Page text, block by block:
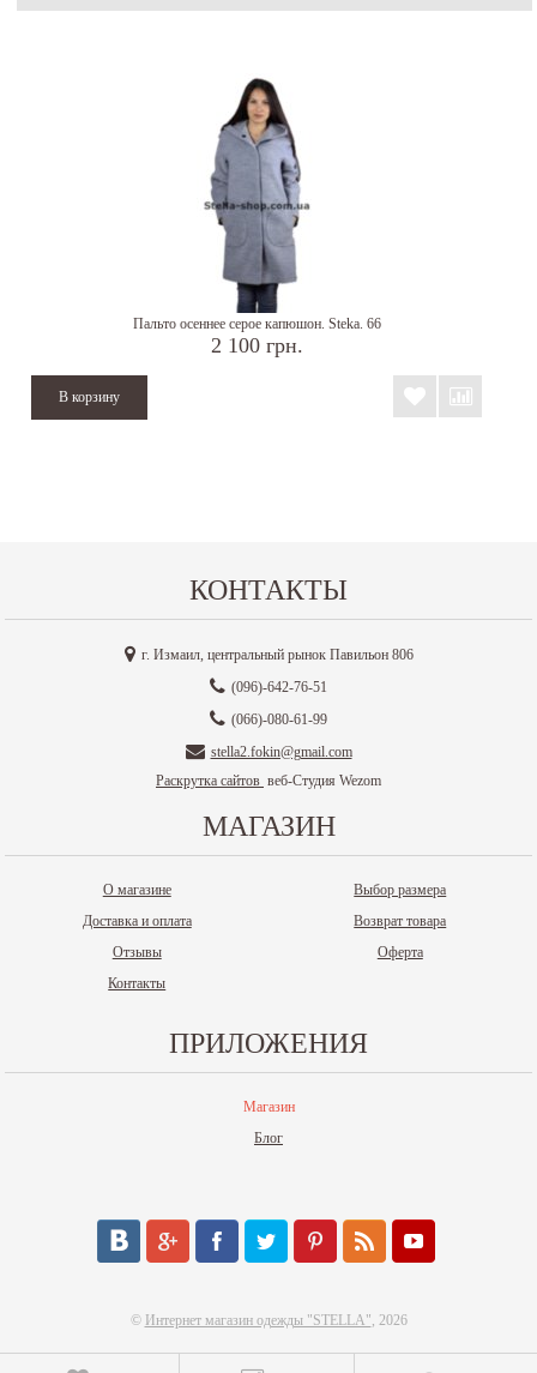
Пальто осеннее серое капюшон. Steka. 66
2 100 грн.
КОНТАКТЫ
г. Измаил, центральный рынок Павильон 806
(096)-642-76-51
(066)-080-61-99
stella2.fokin@gmail.com
Раскрутка сайтов веб-Студия Wezom
МАГАЗИН
О магазине
Выбор размера
Доставка и оплата
Возврат товара
Отзывы
Оферта
Контакты
ПРИЛОЖЕНИЯ
Магазин
Блог
© Интернет магазин одежды "STELLA", 2026